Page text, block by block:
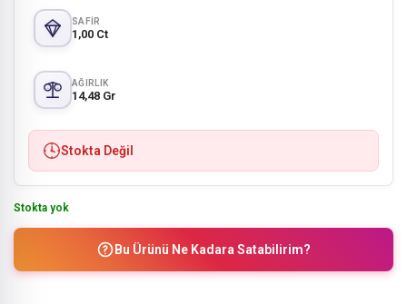
SAFIR
1,00 Ct
AĞIRLIK
14,48 Gr
Stokta Değil
Stokta yok
Bu Ürünü Ne Kadara Satabilirim?